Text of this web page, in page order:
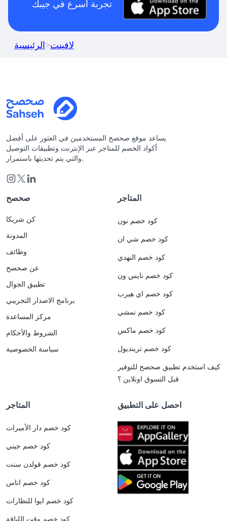
تجربة أسرع في جيبك
الرئيسية>لافينت
يساعد موقع صحصح المستخدمين في العثور على أفضل
أكواد الخصم للمتاجر عبر الإنترنت وتطبيقات التوصيل
والتي يتم تحديثها باستمرار.
صحصح
كن شريكا
المدونة
وظائف
عن صحصح
تطبيق الجوال
برنامج الاصدار التجريبي
مركز المساعدة
الشروط والأحكام
سياسة الخصوصية
المتاجر
كود خصم نون
كود خصم شي ان
كود خصم النهدي
كود خصم نايس ون
كود خصم اي هيرب
كود خصم نمشي
كود خصم ماكس
كود خصم ترينديول
كيف استخدم تطبيق صحصح للتوفير
قبل التسوق اونلاين ؟
المتاجر
كود خصم دار الأميرات
كود خصم جيني
كود خصم قولدن سنت
كود خصم اناس
كود خصم ايوا للنظارات
كود خصم وقت اللياقة
احصل على التطبيق